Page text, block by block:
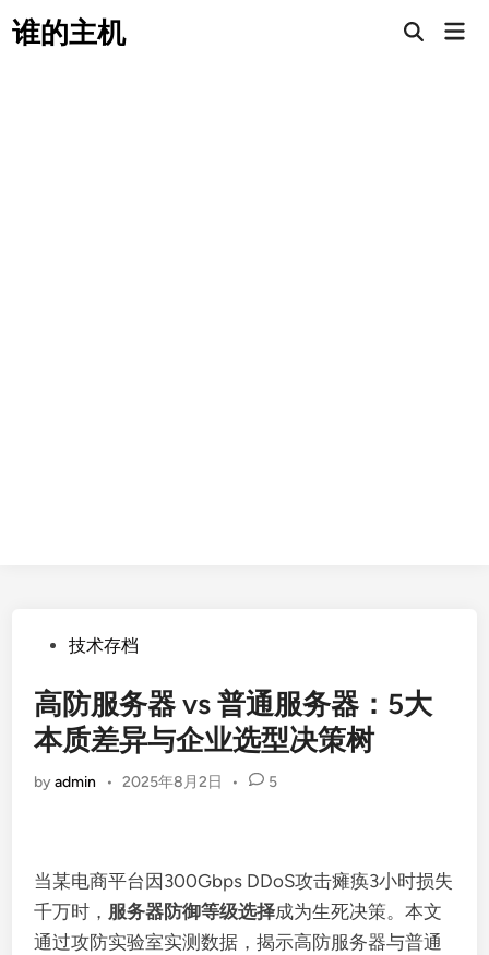
to谁的主机
Open
Posted技术存档
高防服务器 vs 普通服务器：5大
本质差异与企业选型决策树
byadmin • 2025年8月2日 • 5
当某电商平台因300Gbps DDoS攻击瘫痪3小时损失
千万时， 服务器防御等级选择成为生死决策。本文
通过攻防实验室实测数据，揭示高防服务器与普通